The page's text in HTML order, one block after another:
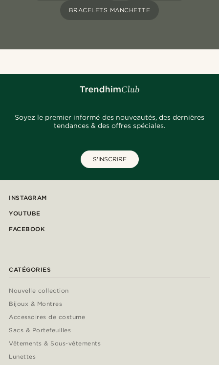
BRACELETS MANCHETTE
Soyez le premier informé des nouveautés, des dernières
tendances & des offres spéciales.
S'INSCRIRE
INSTAGRAM
YOUTUBE
FACEBOOK
CATÉGORIES
Nouvelle collection
Bijoux & Montres
Accessoires de costume
Sacs & Portefeuilles
Vêtements & Sous-vêtements
Lunettes